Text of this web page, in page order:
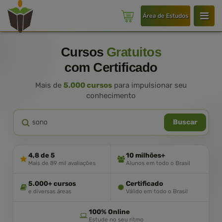
Área de Estudos
Cursos Gratuitos
com Certificado
Mais de 5.000 cursos para impulsionar seu
conhecimento
Buscar
4,8 de 5
Mais de 89 mil avaliações
10 milhões+
Alunos em todo o Brasil
5.000+ cursos
e diversas áreas
Certificado
Válido em todo o Brasil
100% Online
Estude no seu ritmo